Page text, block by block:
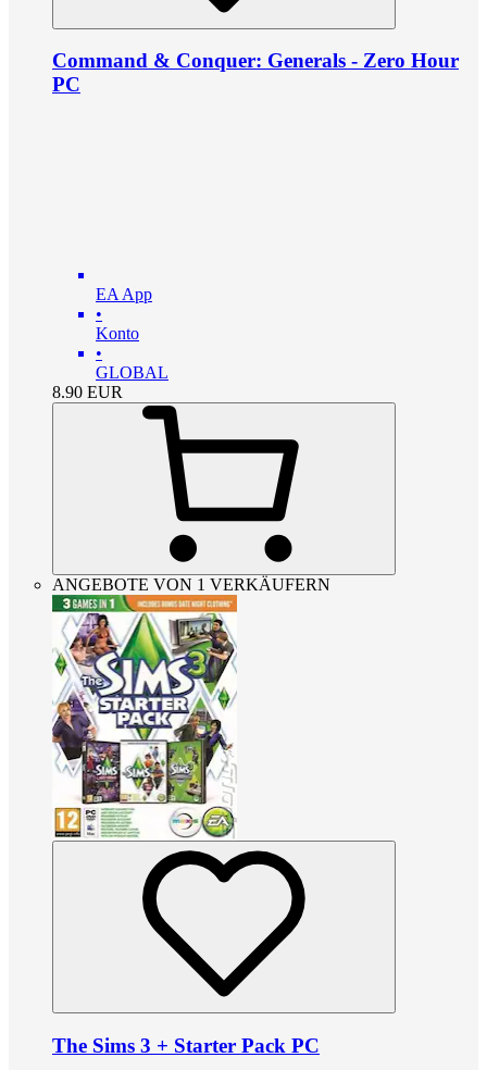
Command & Conquer: Generals - Zero Hour
PC
EA App
•
Konto
•
GLOBAL
8.90 EUR
ANGEBOTE VON 1 VERKÄUFERN
The Sims 3 + Starter Pack PC